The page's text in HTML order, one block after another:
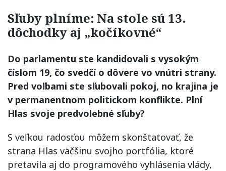
Sľuby plníme: Na stole sú 13.
dôchodky aj „kočíkovné“
Do parlamentu ste kandidovali s vysokým
číslom 19, čo svedčí o dôvere vo vnútri strany.
Pred voľbami ste sľubovali pokoj, no krajina je
v permanentnom politickom konflikte. Plní
Hlas svoje predvolebné sľuby?
S veľkou radosťou môžem skonštatovať, že
strana Hlas väčšinu svojho portfólia, ktoré
pretavila aj do programového vyhlásenia vlády,